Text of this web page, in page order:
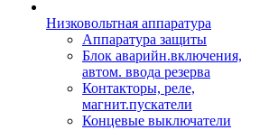
Низковольтная аппаратура
Аппаратура защиты
Блок аварийн.включения,
автом. ввода резерва
Контакторы, реле,
магнит.пускатели
Концевые выключатели